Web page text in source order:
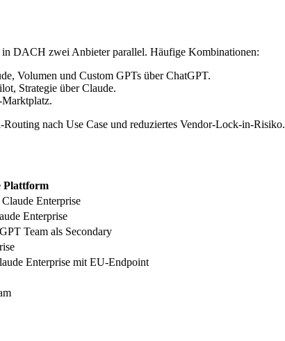
in DACH zwei Anbieter parallel. Häufige Kombinationen:
Volumen und Custom GPTs über ChatGPT.
Strategie über Claude.
nach Use Case und reduziertes Vendor-Lock-in-Risiko.
Plattform
Enterprise
Enterprise
Team als Secondary
Enterprise mit EU-Endpoint